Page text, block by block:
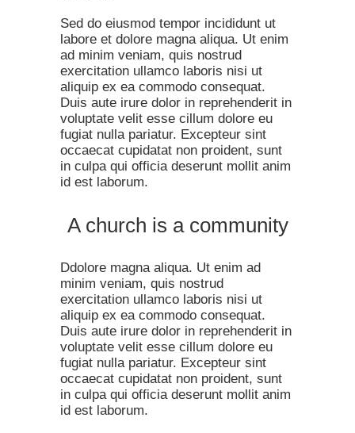
Sed do eiusmod tempor incididunt ut
labore et dolore magna aliqua. Ut enim
ad minim veniam, quis nostrud
exercitation ullamco laboris nisi ut
aliquip ex ea commodo consequat.
Duis aute irure dolor in reprehenderit in
voluptate velit esse cillum dolore eu
fugiat nulla pariatur. Excepteur sint
occaecat cupidatat non proident, sunt
in culpa qui officia deserunt mollit anim
id est laborum.
A church is a community
Ddolore magna aliqua. Ut enim ad
minim veniam, quis nostrud
exercitation ullamco laboris nisi ut
aliquip ex ea commodo consequat.
Duis aute irure dolor in reprehenderit in
voluptate velit esse cillum dolore eu
fugiat nulla pariatur. Excepteur sint
occaecat cupidatat non proident, sunt
in culpa qui officia deserunt mollit anim
id est laborum.